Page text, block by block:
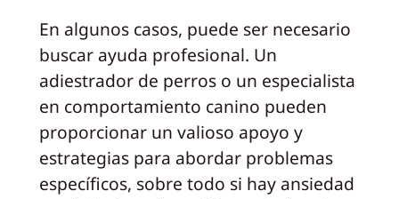
En algunos casos, puede ser necesario
buscar ayuda profesional. Un
adiestrador de perros o un especialista
en comportamiento canino pueden
proporcionar un valioso apoyo y
estrategias para abordar problemas
específicos, sobre todo si hay ansiedad